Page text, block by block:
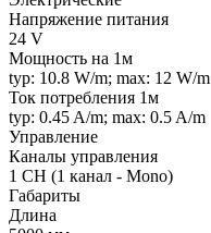
Напряжение питания
24 V
Мощность на 1м
typ: 10.8 W/m; max: 12 W/m
Ток потребления 1м
typ: 0.45 A/m; max: 0.5 A/m
Управление
Каналы управления
1 CH (1 канал - Mono)
Габариты
Длина